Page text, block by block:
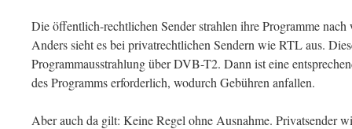
Die öffentlich-rechtlichen Sender strahlen ihre Programme
Anders sieht es bei privatrechtlichen Sendern wie RTL aus.
Programmausstrahlung über DVB-T2. Dann ist eine
des Programms erforderlich, wodurch Gebühren anfallen.
Aber auch da gilt: Keine Regel ohne Ausnahme. Privatsender